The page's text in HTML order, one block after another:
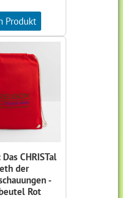
Produkt
CHRISTal
der
-
Rot